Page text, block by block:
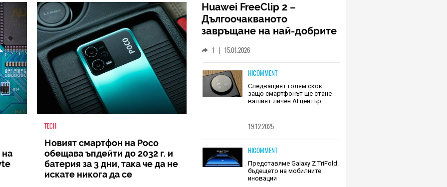
TECH
Новият смартфон на Poco
обещава ъпдейти до 2032 г. и
батерия за 3 дни, така че да не
искате никога да се
Huawei FreeClip 2 –
Дългоочакваното
завръщане на най-добрите
1 | 15.01.2026
HICOMMENT
Следващият голям скок:
защо смартфонът ще стане
вашият личен AI център
19.12.2025
HICOMMENT
Представяме Galaxy Z TriFold:
бъдещето на мобилните
иновации